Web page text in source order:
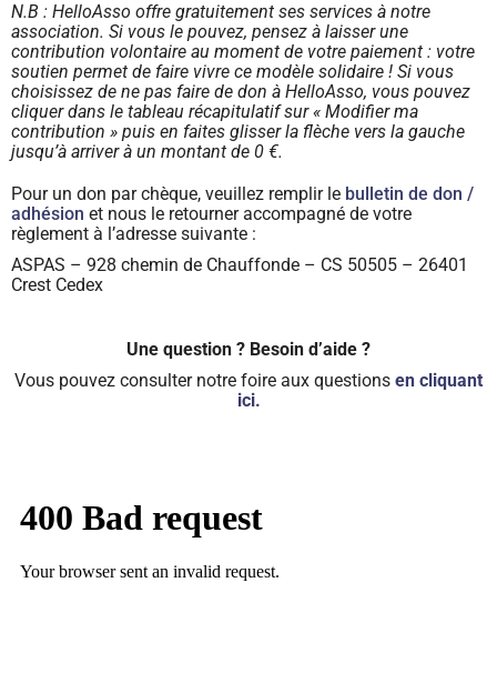
N.B : HelloAsso offre gratuitement ses services à notre
association. Si vous le pouvez, pensez à laisser une
contribution volontaire au moment de votre paiement : votre
soutien permet de faire vivre ce modèle solidaire ! Si vous
choisissez de ne pas faire de don à HelloAsso, vous pouvez
cliquer dans le tableau récapitulatif sur « Modifier ma
contribution » puis en faites glisser la flèche vers la gauche
jusqu’à arriver à un montant de 0 €.
Pour un don par chèque, veuillez remplirle bulletin de don /
adhésion et nous le retourner accompagné de votre
règlement à l’adresse suivante :
ASPAS – 928 chemin de Chauffonde – CS 50505 – 26401
Crest Cedex
Une question ? Besoin d’aide ?
Vous pouvez consulter notre foire aux questions en cliquant
ici.